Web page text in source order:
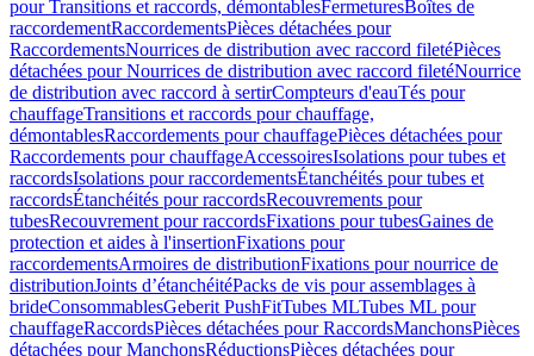
pour Transitions et raccords, démontablesFermeturesBoîtes de
raccordementRaccordementsPièces détachées pour
RaccordementsNourrices de distribution avec raccord filetéPièces
détachées pour Nourrices de distribution avec raccord filetéNourrice
de distribution avec raccord à sertirCompteurs d'eauTés pour
chauffageTransitions et raccords pour chauffage,
démontablesRaccordements pour chauffagePièces détachées pour
Raccordements pour chauffageAccessoiresIsolations pour tubes et
raccordsIsolations pour raccordementsÉtanchéités pour tubes et
raccordsÉtanchéités pour raccordsRecouvrements pour
tubesRecouvrement pour raccordsFixations pour tubesGaines de
protection et aides à l'insertionFixations pour
raccordementsArmoires de distributionFixations pour nourrice de
distributionJoints d’étanchéitéPacks de vis pour assemblages à
brideConsommablesGeberit PushFitTubes MLTubes ML pour
chauffageRaccordsPièces détachées pour RaccordsManchonsPièces
détachées pour ManchonsRéductionsPièces détachées pour